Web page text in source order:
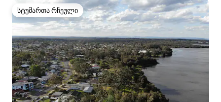
სტუმართა რჩეული
სტუმართა რჩეული